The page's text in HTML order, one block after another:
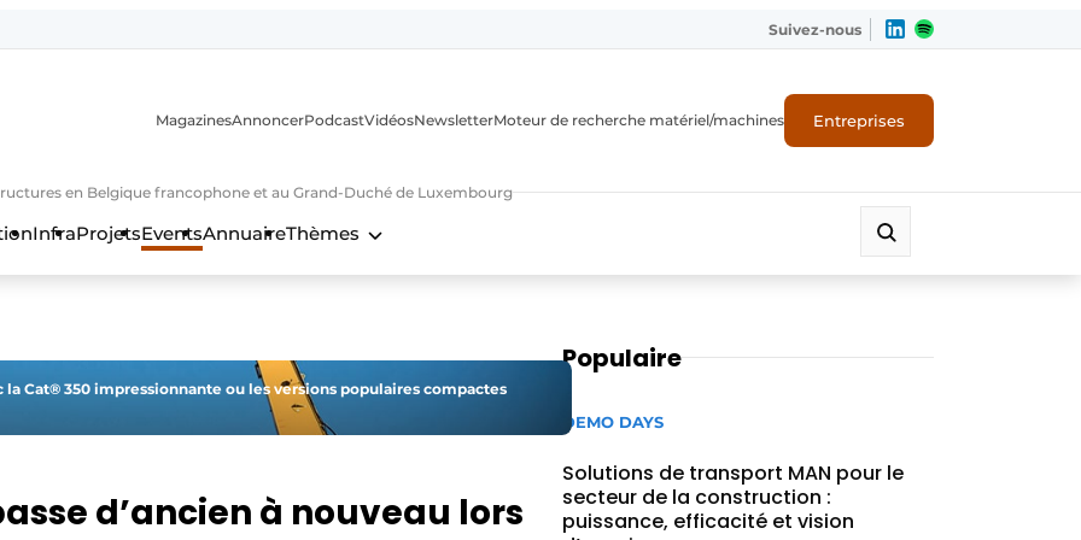
Suivez-nous
en Belgique francophone et au Grand-Duché de Luxembourg
MagazinesAnnoncerPodcastVidéosNewsletterMoteur de recherche matériel/machines Entreprises
InfraProjetsEventsAnnuaireThèmes
Cat® 350 impressionnante ou les versions populaires compactes
d’ancien à ­nouveau lors
Populaire
DEMO DAYS
Solutions de transport MAN pour le
secteur de la construction :
puissance, efficacité et vision